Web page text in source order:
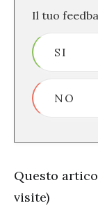
Il tuo
SI
NO
Questo
visite)